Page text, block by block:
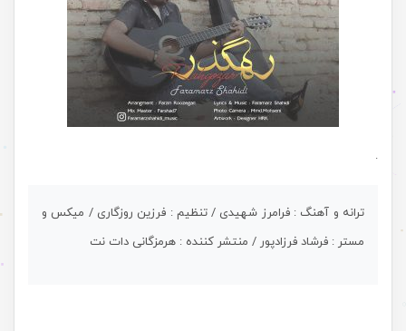
.
ترانه و آهنگ : فرامرز شهیدی / تنظیم : فرزین روزگاری / میکس و
مستر : فرشاد فرزادپور / منتشر کننده : هرمزگانی دات نت